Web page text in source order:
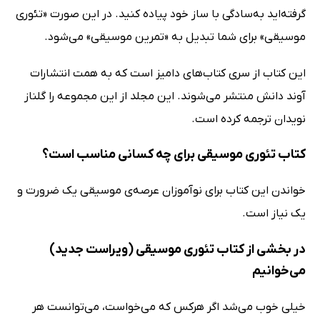
گرفته‌اید به‌سادگی با ساز خود پیاده کنید. در این صورت «تئوری
موسیقی» برای شما تبدیل به «تمرین موسیقی» می‌شود.
این کتاب از سری کتاب‌های دامیز است که به همت انتشارات
آوند دانش منتشر می‌شوند. این مجلد از این مجموعه را گلناز
نویدان ترجمه کرده است.
کتاب تئوری موسیقی برای چه کسانی مناسب است؟
خواندن این کتاب برای نوآموزان عرصه‌ی موسیقی یک ضرورت و
یک نیاز است.
در بخشی از کتاب تئوری موسیقی (ویراست جدید)
می‌خوانیم
خیلی خوب می‌شد اگر هرکس که می‌خواست، می‌توانست هر